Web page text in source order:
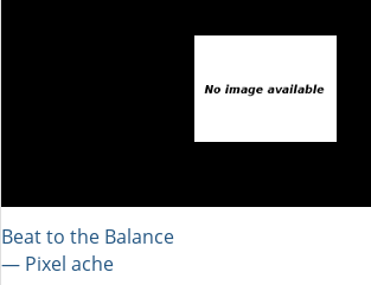
Beat to the Balance
― Pixel ache